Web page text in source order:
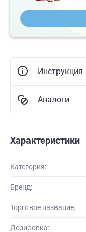
Инструкция
Аналоги
Характеристики
Категория:
Бренд:
Торговое название:
Дозировка: